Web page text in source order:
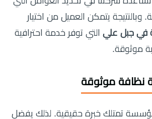
يتمكن العميل من اختيار
في جبل علي التي توفر خدمة احترافية
موثوقة.
نظافة موثوقة
تمتلك خبرة حقيقية. لذلك يفضل